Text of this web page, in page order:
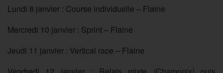
Lundi 8 janvier : Course individuelle – Flaine
Mercredi 10 janvier : Sprint – Flaine
Jeudi 11 janvier : Vertical race – Flaine